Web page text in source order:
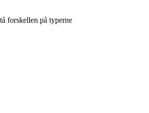
forskellen på typerne